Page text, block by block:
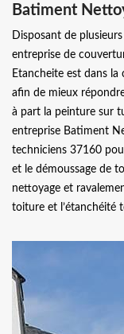
Batiment
Disposant de
entreprise de
Etancheite est dans
afin de mieux
à part la peinture sur
entreprise Batiment
techniciens 37160
et le démoussage de
nettoyage et
toiture et l’étanchéité